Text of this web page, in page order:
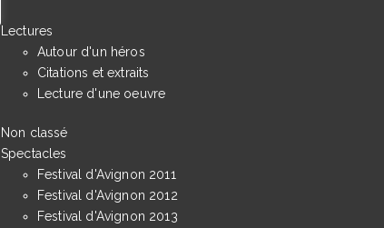
Lectures
Autour d'un héros
Citations et extraits
Lecture d'une oeuvre
Non classé
Spectacles
Festival d'Avignon 2011
Festival d'Avignon 2012
Festival d'Avignon 2013